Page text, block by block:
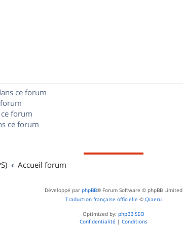
ce forum
forum
ce forum
Accueil forum
Développé par phpBB® Forum Software © phpBB Limited
Traduction française officielle © Qiaeru
Optimized by: phpBB SEO
Confidentialité | Conditions